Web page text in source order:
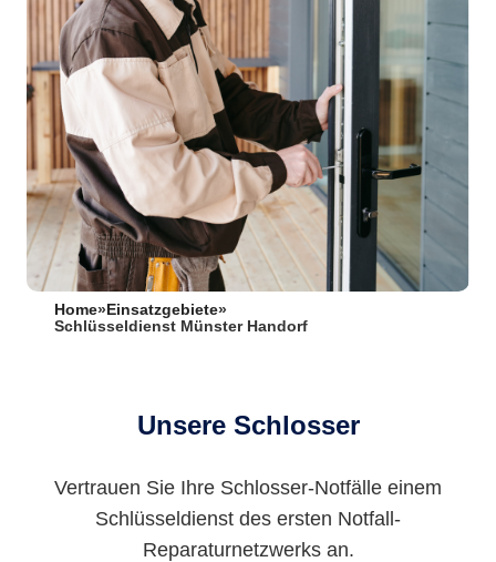
Home» Einsatzgebiete»
Schlüsseldienst Münster Handorf
Unsere Schlosser
Vertrauen Sie Ihre Schlosser-Notfälle einem
Schlüsseldienst des ersten Notfall-
Reparaturnetzwerks an.